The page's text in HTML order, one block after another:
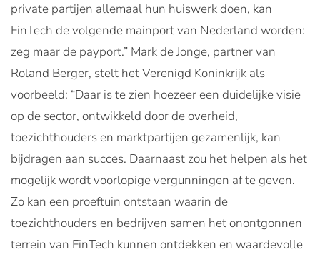
private partijen allemaal hun huiswerk doen, kan
FinTech de volgende mainport van Nederland worden:
zeg maar de payport.” Mark de Jonge, partner van
Roland Berger, stelt het Verenigd Koninkrijk als
voorbeeld: “Daar is te zien hoezeer een duidelijke visie
op de sector, ontwikkeld door de overheid,
toezichthouders en marktpartijen gezamenlijk, kan
bijdragen aan succes. Daarnaast zou het helpen als het
mogelijk wordt voorlopige vergunningen af te geven.
Zo kan een proeftuin ontstaan waarin de
toezichthouders en bedrijven samen het onontgonnen
terrein van FinTech kunnen ontdekken en waardevolle